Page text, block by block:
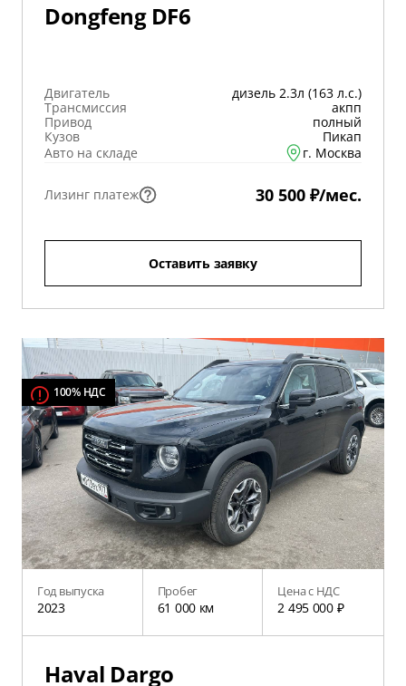
Dongfeng DF6
Двигатель
дизель 2.3л (163 л.с.)
Трансмиссия
акпп
Привод
полный
Кузов
Пикап
Авто на складе
г. Москва
Лизинг платеж 30 500 ₽/мес.
Оставить заявку
100% НДС
Год выпуска
2023
Пробег
61 000 км
Цена с НДС
2 495 000 ₽
Haval Dargo